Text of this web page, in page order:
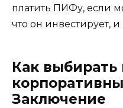
платить ПИФу, если
что он инвестирует,
Как
Заключение